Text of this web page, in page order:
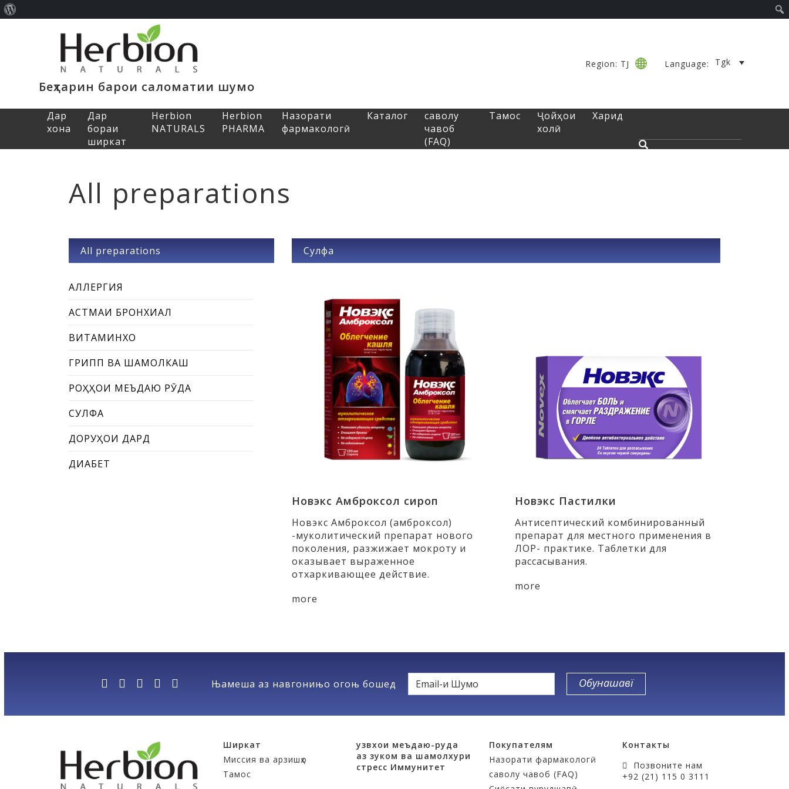
Беҳтарин барои саломатии шумо
Region: TJ Language: Tgk
Дар
хона
Дар
бораи
ширкат
Herbion
NATURALS
Herbion
PHARMA
Назорати
фармакологӣ
Каталог
саволу
чавоб
(FAQ)
Тамос
Ҷойҳои
холӣ
Харид
Home > Сулфа
All preparations
All preparations
АЛЛЕРГИЯ
АСТМАИ БРОНХИАЛӢ
ВИТАМИНХО
ГРИПП ВА ШАМОЛКАШӢ
РОҲҲОИ МЕЪДАЮ РӮДА
СУЛФА
ДОРУҲОИ ДАРД
ДИАБЕТ
Сулфа
Новэкс Амброксол сироп
Новэкс Амброксол (амброксол)
-муколитический препарат нового
поколения, разжижает мокроту и
оказывает выраженное
отхаркивающее действие.
more
Новэкс Пастилки
Антисептический комбинированный
препарат для местного применения в
ЛОР- практике. Таблетки для
рассасывания.
more
Њамеша аз навгонињо огоњ бошед
Ширкат
Миссия ва арзишҳо
Тамос
узвхои меъдаю-руда
аз зуком ва шамолхури
стресс Иммунитет
Покупателям
Назорати фармакологӣ
саволу чавоб (FAQ)
Контакты
Позвоните нам
+92 (21) 115 0 3111